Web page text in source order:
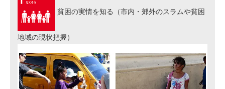
貧困の実情を知る（市内・郊外のスラムや貧困
地域の現状把握）